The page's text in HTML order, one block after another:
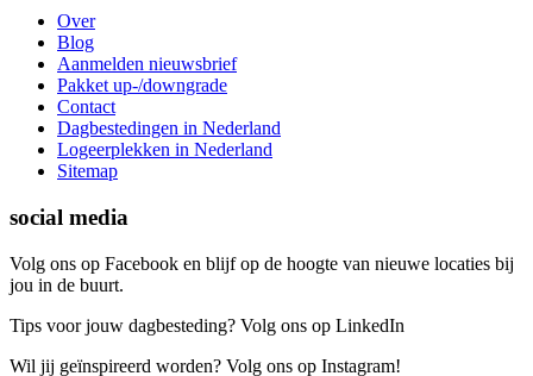
Over
Blog
Aanmelden nieuwsbrief
Pakket up-/downgrade
Contact
Dagbestedingen in Nederland
Logeerplekken in Nederland
Sitemap
social media
Volg ons op Facebook en blijf op de hoogte van nieuwe locaties bij
jou in de buurt.
Tips voor jouw dagbesteding? Volg ons op LinkedIn
Wil jij geïnspireerd worden? Volg ons op Instagram!